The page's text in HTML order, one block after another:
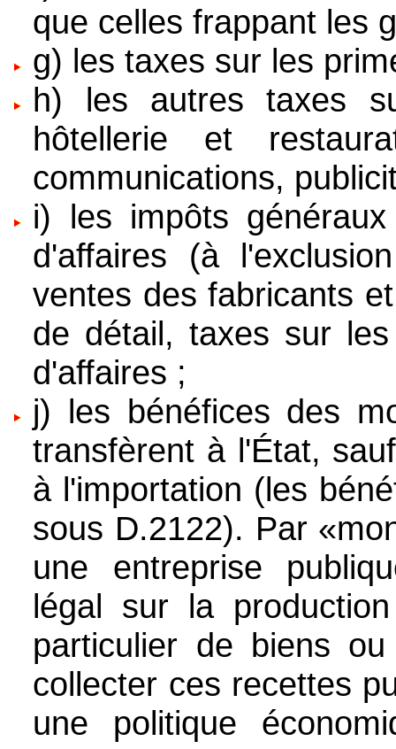
que celles frappant les
g) les taxes sur les
h) les autres taxes
hôtellerie et
communications,
i) les impôts
d'affaires (à
ventes des fabricants
de détail, taxes sur
d'affaires ;
j) les bénéfices des
transfèrent à l'État,
à l'importation (les
sous D.2122). Par
une entreprise
légal sur la
particulier de biens
collecter ces recettes
une politique